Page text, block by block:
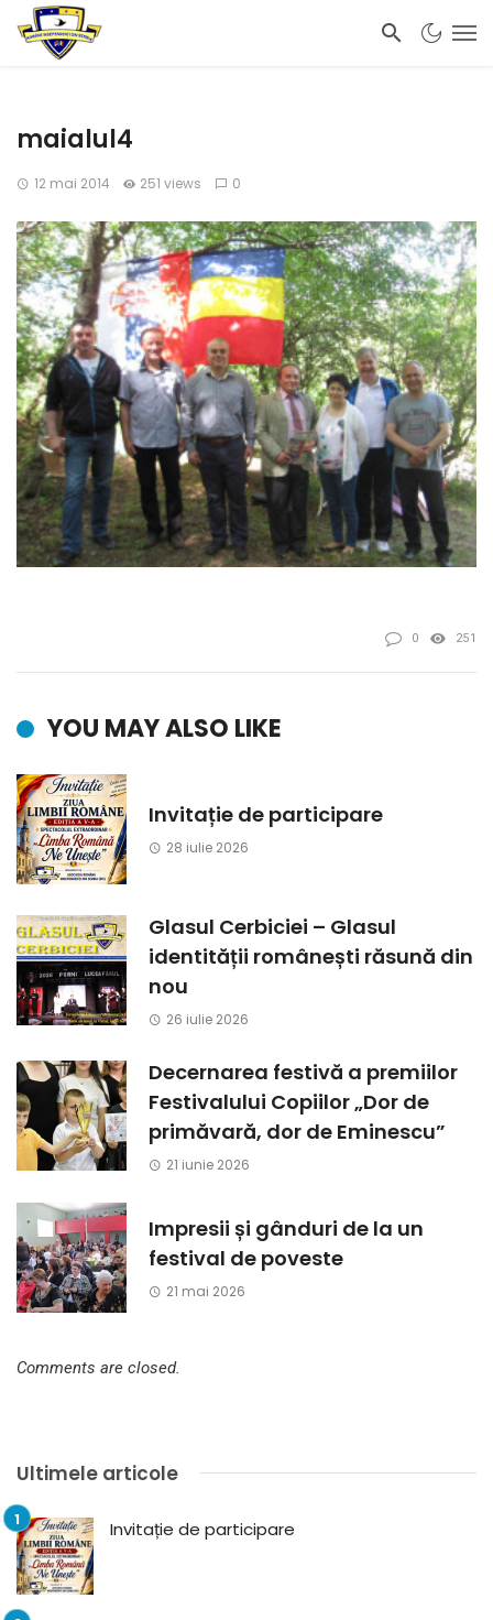
maialul4
12 mai 2014 251 views 0
0 251
YOU MAY ALSO LIKE
Invitație de participare
28 iulie 2026
Glasul Cerbiciei – Glasul
identității românești răsună din
nou
26 iulie 2026
Decernarea festivă a premiilor
Festivalului Copiilor „Dor de
primăvară, dor de Eminescu”
21 iunie 2026
Impresii și gânduri de la un
festival de poveste
21 mai 2026
Comments are closed.
Ultimele articole
Invitație de participare